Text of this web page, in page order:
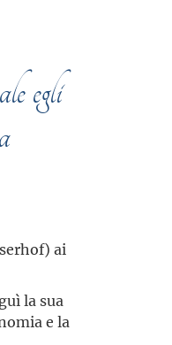
egli
ai
la sua
e la